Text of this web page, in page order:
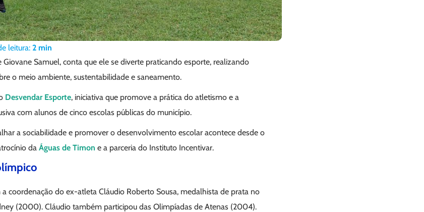
leitura: 2 min
Giovane Samuel, conta que ele se diverte praticando esporte, realizando
o meio ambiente, sustentabilidade e saneamento.
Desvendar Esporte, iniciativa que promove a prática do atletismo e a
com alunos de cinco escolas públicas do município.
a sociabilidade e promover o desenvolvimento escolar acontece desde o
da Águas de Timon e a parceria do Instituto Incentivar.
coordenação do ex-atleta Cláudio Roberto Sousa, medalhista de prata no
(2000). Cláudio também participou das Olimpíadas de Atenas (2004).